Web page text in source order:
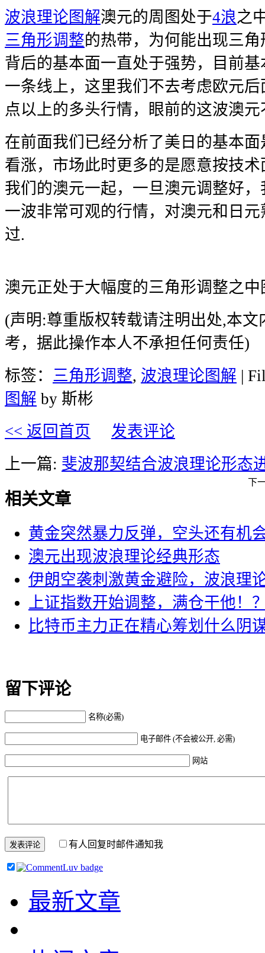
波浪理论图解澳元的周图处于4浪之
三角形调整的热带，为何能出现三
背后的基本面一直处于强势，目前
一条线上，这里我们不去考虑欧元
点以上的多头行情，眼前的这波澳
在前面我们已经分析了美日的基本
看涨，市场此时更多的是愿意按技
我们的澳元一起，一旦澳元调整好
一波非常可观的行情，对澳元和日
过.
澳元正处于大幅度的三角形调整之中
(声明:尊重版权转载请注明出处,本文
考，据此操作本人不承担任何责任)
标签： 三角形调整, 波浪理论图解 |
图解 by 斯彬
<< 返回首页
发表评论
上一篇: 斐波那契结合波浪理论形态
下
相关文章
黄金突然暴力反弹，空头还有机
澳元出现波浪理论经典形态
伊朗空袭刺激黄金避险，波浪理
上证指数开始调整，满仓干他！
比特币主力正在精心筹划什么阴
留下评论
名称(必需)
电子邮件 (不会被公开, 必需)
网站
有人回复时邮件通知我
最新文章